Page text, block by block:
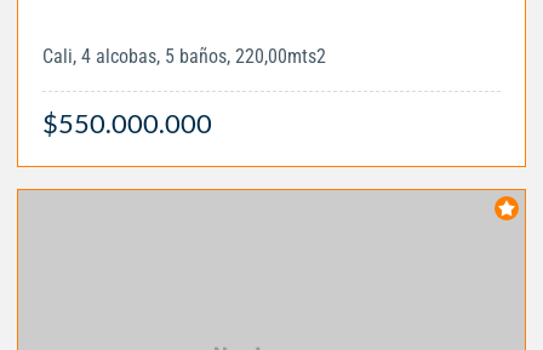
Cali, 4 alcobas, 5 baños, 220,00mts2
$550.000.000